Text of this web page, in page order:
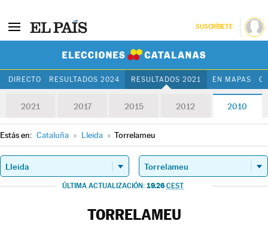
SUSCRÍBETE
DIRECTO RESULTADOS 2024 RESULTADOS 2021 EN MAPAS
2021 2017 2015 2012 2010
Estás en: Cataluña » Lleida » Torrelameu
ÚLTIMA ACTUALIZACIÓN: 19.26 CEST
TORRELAMEU